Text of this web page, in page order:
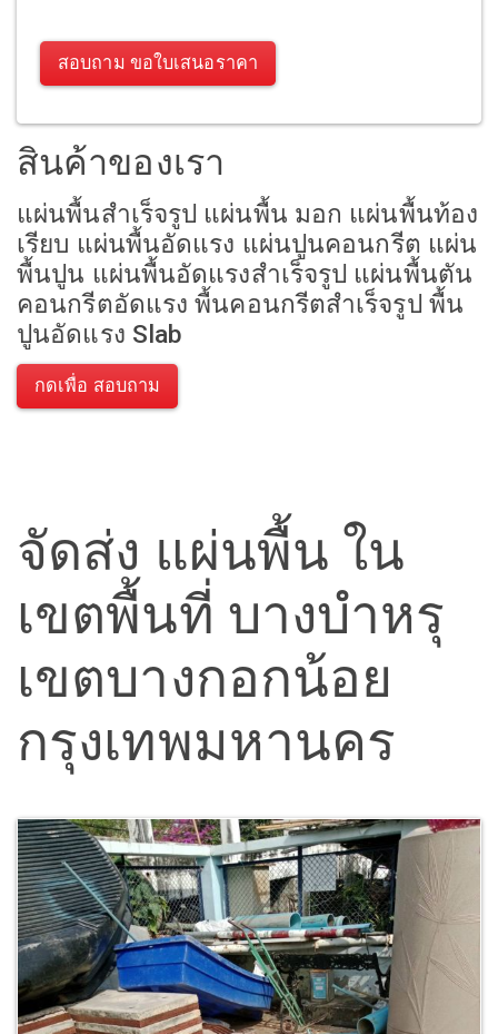
สอบถาม ขอใบเสนอราคา
สินค้าของเรา
แผ่นพื้นสำเร็จรูป แผ่นพื้น มอก แผ่นพื้นท้อง
เรียบ แผ่นพื้นอัดแรง แผ่นปูนคอนกรีต แผ่น
พื้นปูน แผ่นพื้นอัดแรงสำเร็จรูป แผ่นพื้นตัน
คอนกรีตอัดแรง พื้นคอนกรีตสำเร็จรูป พื้น
ปูนอัดแรง Slab
กดเพื่อ สอบถาม
จัดส่ง แผ่นพื้น ใน
เขตพื้นที่ บางบำหรุ
เขตบางกอกน้อย
กรุงเทพมหานคร